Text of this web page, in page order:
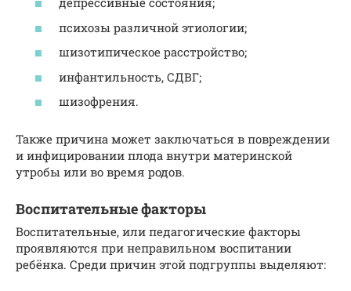
психозы различной этиологии;
шизотипическое расстройство;
инфантильность, СДВГ;
шизофрения.
Также причина может заключаться в повреждении
и инфицировании плода внутри материнской
утробы или во время родов.
Воспитательные факторы
Воспитательные, или педагогические факторы
проявляются при неправильном воспитании
ребёнка. Среди причин этой подгруппы выделяют: